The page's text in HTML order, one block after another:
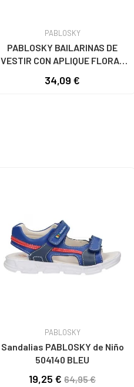
PABLOSKY
PABLOSKY BAILARINAS DE
VESTIR CON APLIQUE FLORAL
34,09 €
PABLOSKY
Sandalias PABLOSKY de Niño
504140 BLEU
19,25 € 64,95 €